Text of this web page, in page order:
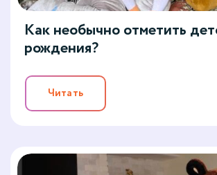
Как необычно отметить
рождения?
Читать